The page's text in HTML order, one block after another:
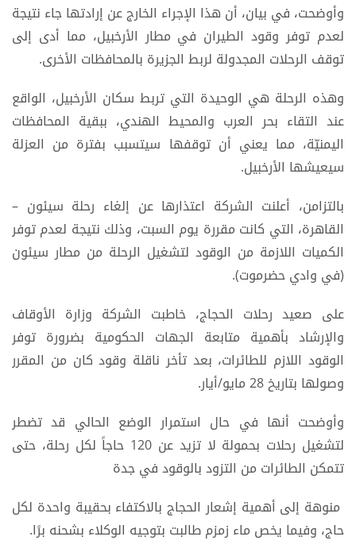
وأوضحت، في بيان، أن هذا الإجراء الخارج عن إرادتها جاء نتيجة
لعدم توفر وقود الطيران في مطار الأرخبيل، مما أدى إلى
توقف الرحلات المجدولة لربط الجزيرة بالمحافظات الأخرى.
وهذه الرحلة هي الوحيدة التي تربط سكان الأرخبيل، الواقع
عند التقاء بحر العرب والمحيط الهندي، ببقية المحافظات
اليمنيّة، مما يعني أن توقفها سيتسبب بفترة من العزلة
سيعيشها الأرخبيل.
بالتزامن، أعلنت الشركة اعتذارها عن إلغاء رحلة سيئون –
القاهرة، التي كانت مقررة يوم السبت، وذلك نتيجة لعدم توفر
الكميات اللازمة من الوقود لتشغيل الرحلة من مطار سيئون
(في وادي حضرموت).
على صعيد رحلات الحجاج، خاطبت الشركة وزارة الأوقاف
والإرشاد بأهمية متابعة الجهات الحكومية بضرورة توفر
الوقود اللازم للطائرات، بعد تأخر ناقلة وقود كان من المقرر
وصولها بتاريخ 28 مايو/أيار.
وأوضحت أنها في حال استمرار الوضع الحالي قد تضطر
لتشغيل رحلات بحمولة لا تزيد عن 120 حاجاً لكل رحلة، حتى
تتمكن الطائرات من التزود بالوقود في جدة
منوهة إلى أهمية إشعار الحجاج بالاكتفاء بحقيبة واحدة لكل
حاج، وفيما يخص ماء زمزم طالبت بتوجيه الوكلاء بشحنه برًا.